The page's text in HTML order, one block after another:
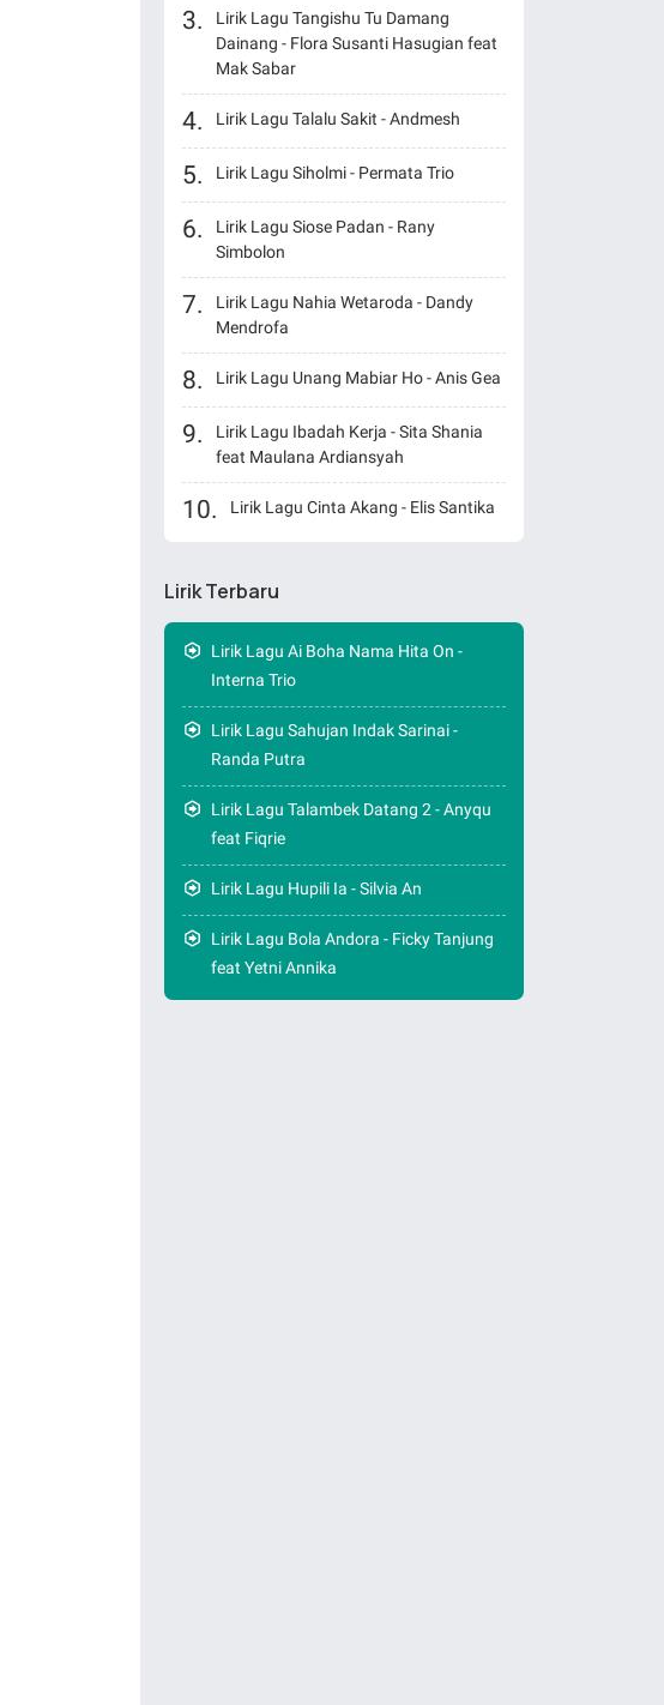
Lirik Lagu Tangishu Tu Damang
Dainang - Flora Susanti Hasugian feat
Mak Sabar
Lirik Lagu Talalu Sakit - Andmesh
Lirik Lagu Siholmi - Permata Trio
Lirik Lagu Siose Padan - Rany
Simbolon
Lirik Lagu Nahia Wetaroda - Dandy
Mendrofa
Lirik Lagu Unang Mabiar Ho - Anis Gea
Lirik Lagu Ibadah Kerja - Sita Shania
feat Maulana Ardiansyah
Lirik Lagu Cinta Akang - Elis Santika
Lirik Terbaru
Lirik Lagu Ai Boha Nama Hita On -
Interna Trio
Lirik Lagu Sahujan Indak Sarinai -
Randa Putra
Lirik Lagu Talambek Datang 2 - Anyqu
feat Fiqrie
Lirik Lagu Hupili Ia - Silvia An
Lirik Lagu Bola Andora - Ficky Tanjung
feat Yetni Annika